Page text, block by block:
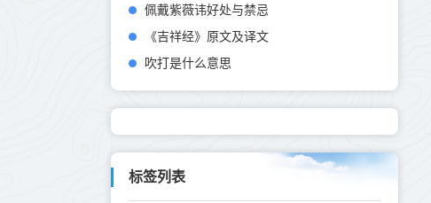
佩戴紫薇讳好处与禁忌
《吉祥经》原文及译文
吹打是什么意思
标签列表